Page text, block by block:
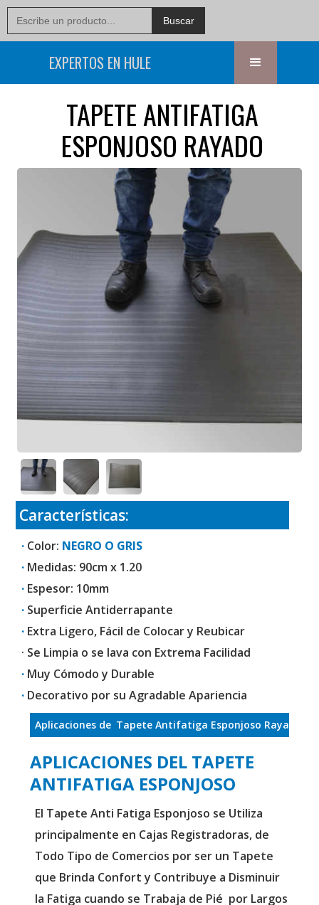
EXPERTOS EN HULE
TAPETE ANTIFATIGA
ESPONJOSO RAYADO
Características:
· Color: NEGRO O GRIS
· Medidas: 90cm x 1.20
· Espesor: 10mm
· Superficie Antiderrapante
· Extra Ligero, Fácil de Colocar y Reubicar
· Se Limpia o se lava con Extrema Facilidad
· Muy Cómodo y Durable
· Decorativo por su Agradable Apariencia
Aplicaciones de Tapete Antifatiga Esponjoso Rayado
APLICACIONES DEL TAPETE
ANTIFATIGA ESPONJOSO
El Tapete Anti Fatiga Esponjoso se Utiliza
principalmente en Cajas Registradoras, de
Todo Tipo de Comercios por ser un Tapete
que Brinda Confort y Contribuye a Disminuir
la Fatiga cuando se Trabaja de Pié por Largos